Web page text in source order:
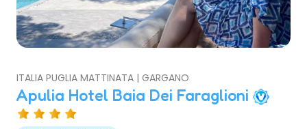
ITALIA PUGLIA MATTINATA | GARGANO
Apulia Hotel Baia Dei Faraglioni